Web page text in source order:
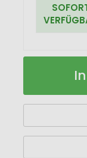
Flaschenöffner
Auf